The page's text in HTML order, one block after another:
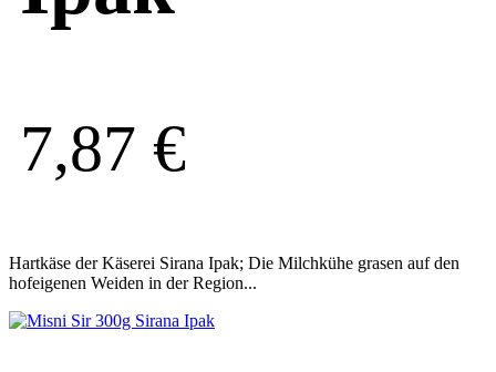
7,87 €
Hartkäse der Käserei Sirana Ipak; Die Milchkühe grasen auf den
hofeigenen Weiden in der Region...